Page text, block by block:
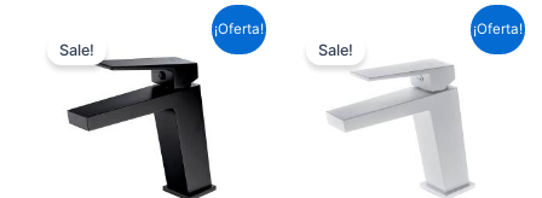
¡Oferta!
Sale!
original
95,59 €.
precio
actual
es:
70,76 €.
¡Oferta!
Sale!
original
era:
95,59 €.
precio
actual
es:
70,76 €.